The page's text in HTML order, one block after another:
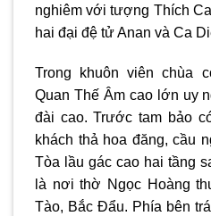
nghiêm với tượng Thích
hai đại đệ tử Anan và Ca
Trong khuôn viên chùa
Quan Thế Âm cao lớn uy
đài cao. Trước tam bảo
khách thả hoa đăng, cầu
Tòa lầu gác cao hai tầng
là nơi thờ Ngọc Hoàng
Tào, Bắc Đẩu. Phía bên